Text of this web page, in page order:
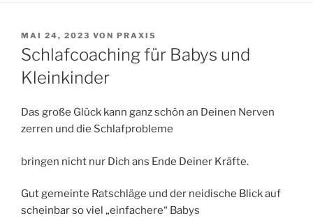
VERÖFFENTLICHT
AM
MAI 24, 2023 VON PRAXIS
Schlafcoaching für Babys und
Kleinkinder
Das große Glück kann ganz schön an Deinen Nerven
zerren und die Schlafprobleme
bringen nicht nur Dich ans Ende Deiner Kräfte.
Gut gemeinte Ratschläge und der neidische Blick auf
scheinbar so viel „einfachere“ Babys